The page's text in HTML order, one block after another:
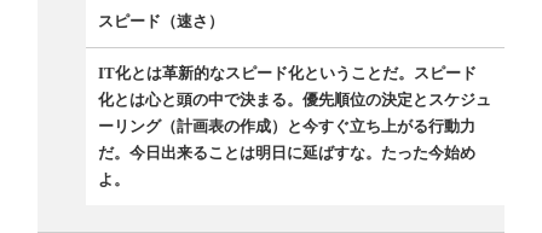
スピード（速さ）
IT化とは革新的なスピード化ということだ。スピード
化とは心と頭の中で決まる。優先順位の決定とスケジュ
ーリング（計画表の作成）と今すぐ立ち上がる行動力
だ。今日出来ることは明日に延ばすな。たった今始め
よ。